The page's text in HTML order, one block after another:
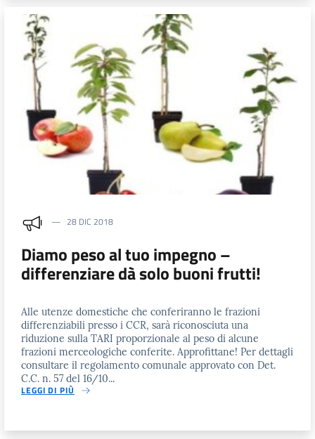
28 DIC 2018
Diamo peso al tuo impegno –
differenziare dà solo buoni frutti!
Alle utenze domestiche che conferiranno le frazioni
differenziabili presso i CCR, sarà riconosciuta una
riduzione sulla TARI proporzionale al peso di alcune
frazioni merceologiche conferite. Approfittane! Per dettagli
consultare il regolamento comunale approvato con Det.
C.C. n. 57 del 16/10...
LEGGI DI PIÙ